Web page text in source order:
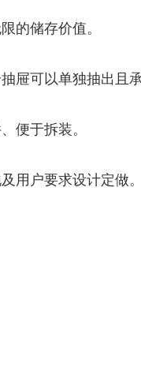
的储存价值。
可以单独抽出且
便于拆装。
用户要求设计定做。